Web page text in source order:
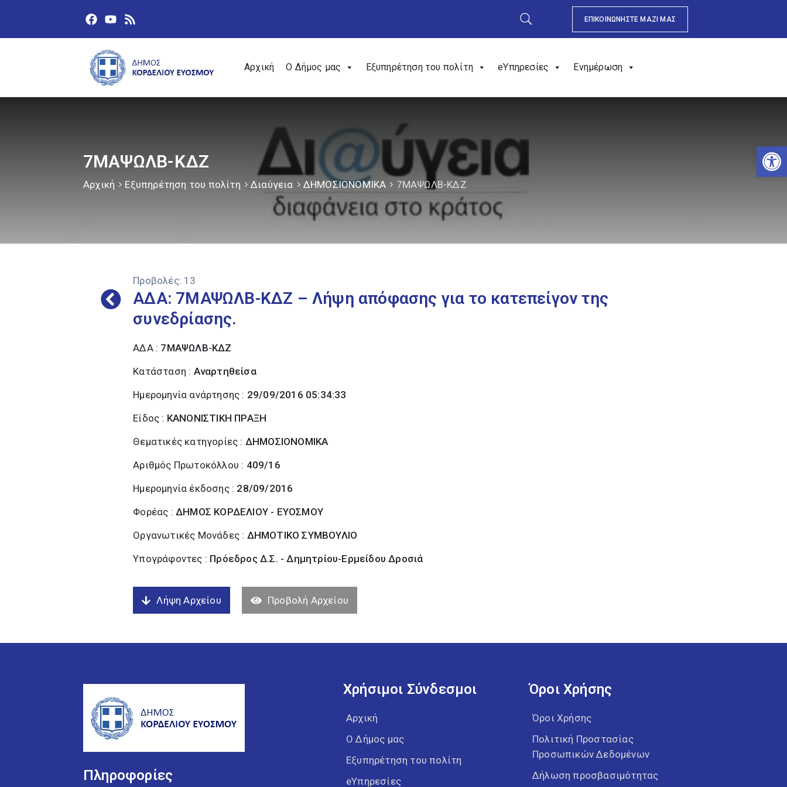
ΕΠΙΚΟΙΝΩΝΗΣΤΕ ΜΑΖΙ ΜΑΣ
Αρχική Ο Δήμος μας Εξυπηρέτηση του πολίτη eΥπηρεσίες Ενημέρωση
7ΜΑΨΩΛΒ-ΚΔΖ
Αρχική Εξυπηρέτηση του πολίτη Διαύγεια ΔΗΜΟΣΙΟΝΟΜΙΚΑ 7ΜΑΨΩΛΒ-ΚΔΖ
Προβολές: 13
ΑΔΑ: 7ΜΑΨΩΛΒ-ΚΔΖ – Λήψη απόφασης για το κατεπείγον της
συνεδρίασης.
ΑΔΑ : 7ΜΑΨΩΛΒ-ΚΔΖ
Κατάσταση : Αναρτηθείσα
Ημερομηνία ανάρτησης : 29/09/2016 05:34:33
Είδος : ΚΑΝΟΝΙΣΤΙΚΗ ΠΡΑΞΗ
Θεματικές κατηγορίες : ΔΗΜΟΣΙΟΝΟΜΙΚΑ
Αριθμός Πρωτοκόλλου : 409/16
Ημερομηνία έκδοσης : 28/09/2016
Φορέας :ΔΗΜΟΣ ΚΟΡΔΕΛΙΟΥ - ΕΥΟΣΜΟΥ
Οργανωτικές Μονάδες : ΔΗΜΟΤΙΚΟ ΣΥΜΒΟΥΛΙΟ
Υπογράφοντες : Πρόεδρος Δ.Σ. - Δημητρίου-Ερμείδου Δροσιά
Λήψη Αρχείου Προβολή Αρχείου
Πληροφορίες
Χρήσιμοι Σύνδεσμοι
Αρχική
Ο Δήμος μας
Εξυπηρέτηση του πολίτη
eΥπηρεσίες
Όροι Χρήσης
Όροι Χρήσης
Πολιτική Προστασίας
Προσωπικών Δεδομένων
Δήλωση προσβασιμότητας